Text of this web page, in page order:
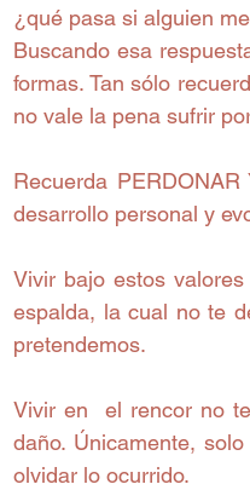
¿qué pasa si alguien
Buscando esa
formas. Tan sólo
no vale la pena sufrir
Recuerda
desarrollo personal y
Vivir bajo estos
espalda, la cual no te
pretendemos.
Vivir en  el rencor no
daño. Únicamente,
olvidar lo ocurrido.